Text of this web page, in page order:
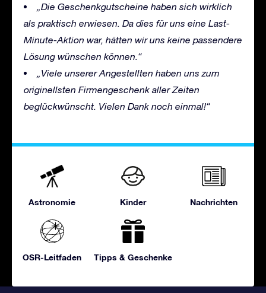
„Die Geschenkgutscheine haben sich wirklich
als praktisch erwiesen. Da dies für uns eine Last-
Minute-Aktion war, hätten wir uns keine passendere
Lösung wünschen können.“
„Viele unserer Angestellten haben uns zum
originellsten Firmengeschenk aller Zeiten
beglückwünscht. Vielen Dank noch einmal!“
Astronomie Kinder Nachrichten
OSR-Leitfaden Tipps & Geschenke